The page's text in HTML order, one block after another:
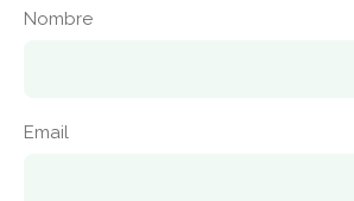
Nombre
Email